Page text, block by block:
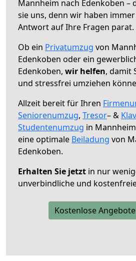
Mannheim nach Edenkoben –
sie uns, denn wir haben
Antwort auf Ihre Fragen parat.
Ob ein Privatumzug von
Edenkoben oder ein
Edenkoben, wir helfen, damit
und stressfrei umziehen
Allzeit bereit für Ihren
Seniorenumzug, Tresor– &
Studentenumzug in
eine optimale Beiladung von
Edenkoben.
Erhalten Sie jetzt in nur
unverbindliche und
Kostenlose